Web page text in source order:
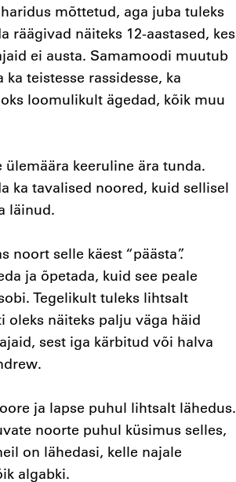
mõttetud, aga juba tuleks
räägivad näiteks 12-aastased, kes
ei austa. Samamoodi muutub
teistesse rassidesse, ka
loomulikult ägedad, kõik muu
keeruline ära tunda.
ka tavalised noored, kuid sellisel
läinud.
noort selle käest “päästa”.
ja õpetada, kuid see peale
Tegelikult tuleks lihtsalt
oleks näiteks palju väga häid
sest iga kärbitud või halva
ja lapse puhul lihtsalt lähedus.
noorte puhul küsimus selles,
on lähedasi, kelle najale
algabki.